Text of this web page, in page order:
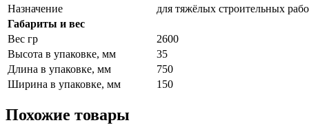
Назначение
для тяжёлых строительных
Габариты и вес
Вес гр
2600
Высота в упаковке, мм
35
Длина в упаковке, мм
750
Ширина в упаковке, мм
150
Похожие товары